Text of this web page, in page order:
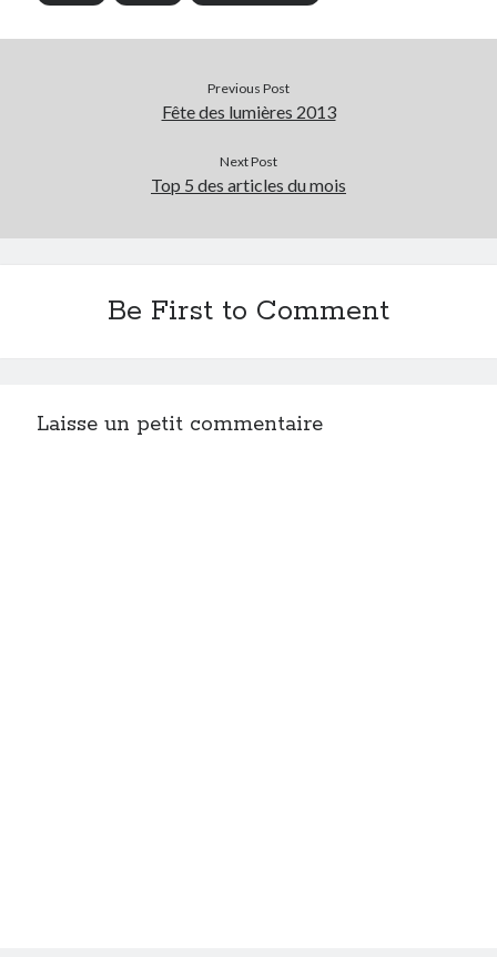
Previous Post
Fête des lumières 2013
Next Post
Top 5 des articles du mois
Be First to Comment
Laisse un petit commentaire